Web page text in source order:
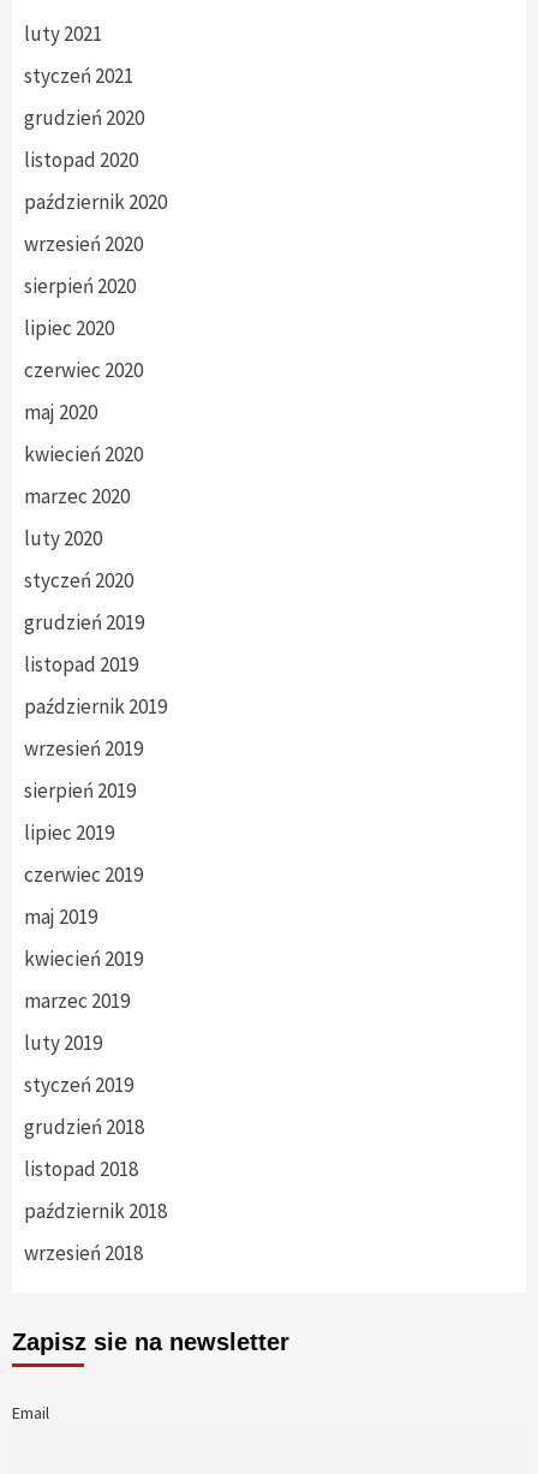
luty 2021
styczeń 2021
grudzień 2020
listopad 2020
październik 2020
wrzesień 2020
sierpień 2020
lipiec 2020
czerwiec 2020
maj 2020
kwiecień 2020
marzec 2020
luty 2020
styczeń 2020
grudzień 2019
listopad 2019
październik 2019
wrzesień 2019
sierpień 2019
lipiec 2019
czerwiec 2019
maj 2019
kwiecień 2019
marzec 2019
luty 2019
styczeń 2019
grudzień 2018
listopad 2018
październik 2018
wrzesień 2018
Zapisz sie na newsletter
Email